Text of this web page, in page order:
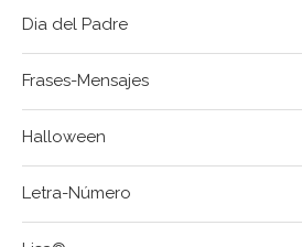
Dia del Padre
Frases-Mensajes
Halloween
Letra-Número